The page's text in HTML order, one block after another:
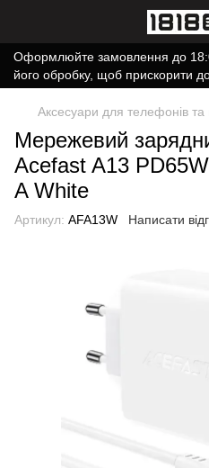
Оформлюйте замовлення до
його обробку, щоб прискорити
Аксесуари для телефонів та
Мережевий
Acefast A13
A White
Артикул: AFA13W Написати